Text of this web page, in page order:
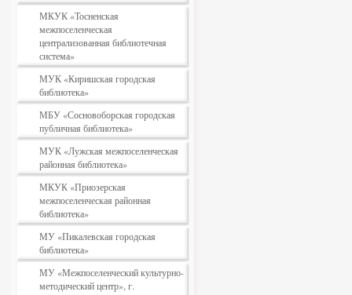
МКУК «Тосненская
межпоселенческая
централизованная библиотечная
система»
МУК «Киришская городская
библиотека»
МБУ «Сосновоборская городская
публичная библиотека»
МУК «Лужская межпоселенческая
районная библиотека»
МКУК «Приозерская
межпоселенческая районная
библиотека»
МУ «Пикалевская городская
библиотека»
МУ «Межпоселенческий культурно-
методический центр», г.